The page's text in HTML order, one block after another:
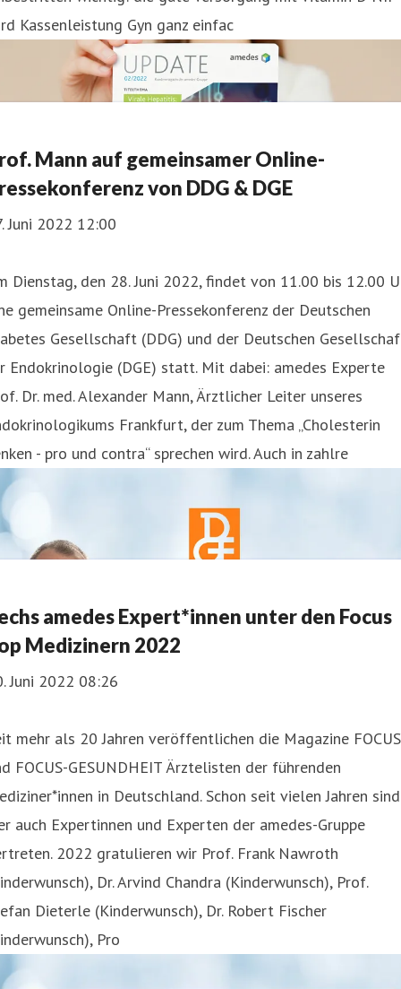
Kassenleistung Gyn ganz einfac
Mann auf gemeinsamer Online-
von DDG & DGE
Juni 2022 12:00
Dienstag, den 28. Juni 2022, findet von 11.00 bis 12.00
gemeinsame Online-Pressekonferenz der Deutschen
Gesellschaft (DDG) und der Deutschen
Endokrinologie (DGE) statt. Mit dabei: amedes Experte
Dr. med. Alexander Mann, Ärztlicher Leiter unseres
Frankfurt, der zum Thema „Cholesterin
- pro und contra“ sprechen wird. Auch in zahlre
amedes Expert*innen unter den Focus
Medizinern 2022
Juni 2022 08:26
mehr als 20 Jahren veröffentlichen die Magazine FOCUS
FOCUS-GESUNDHEIT Ärztelisten der führenden
in Deutschland. Schon seit vielen Jahren sind
auch Expertinnen und Experten der amedes-Gruppe
2022 gratulieren wir Prof. Frank Nawroth
Dr. Arvind Chandra (Kinderwunsch), Prof.
Dieterle (Kinderwunsch), Dr. Robert Fischer
Pro